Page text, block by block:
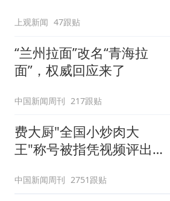
上观新闻 47跟贴
“兰州拉面”改名“青海拉
面”，权威回应来了
中国新闻周刊 217跟贴
费大厨"全国小炒肉大
王"称号被指凭视频评出
中国新闻周刊 2751跟贴